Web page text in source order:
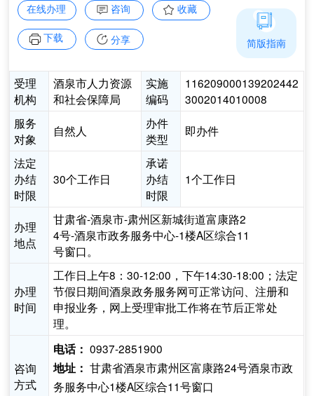
在线办理 咨询 收藏
下载 分享
受理
机构
酒泉市人力资源
和社会保障局
实施
编码
116209000139202442
3002014010008
服务
对象
自然人
办件
类型
即办件
法定
办结
时限
30个工作日
承诺
办结
时限
1个工作日
办理
地点
甘肃省-酒泉市-肃州区新城街道富康路2
4号-酒泉市政务服务中心-1楼A区综合11
号窗口。
办理
时间
工作日上午8：30-12:00，下午14:30-18:00；法定
节假日期间酒泉政务服务网可正常访问、注册和
申报业务，网上受理审批工作将在节后正常处
理。
咨询
方式
电话： 0937-2851900
地址： 甘肃省酒泉市肃州区富康路24号酒泉市政
务服务中心1楼A区综合11号窗口
简版指南